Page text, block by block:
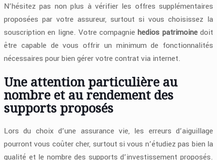
N’hésitez pas non plus à vérifier les offres supplémentaires
proposées par votre assureur, surtout si vous choisissez la
souscription en ligne. Votre compagniehedios patrimoinedoit
être capable de vous offrir un minimum de fonctionnalités
nécessaires pour bien gérer votre contrat via internet.
Une attention particulière au
nombre et au rendement des
supports proposés
Lors du choix d’une assurance vie, les erreurs d’aiguillage
pourront vous coûter cher, surtout si vous n’étudiez pas bien la
qualité et le nombre des supports d’investissement proposés.